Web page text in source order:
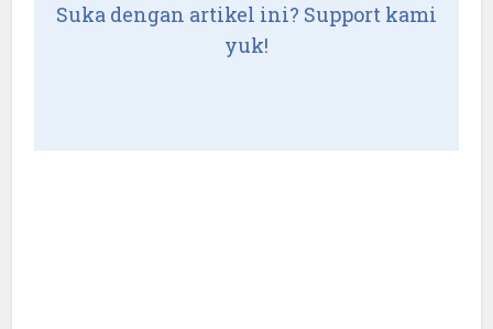
Suka dengan artikel ini? Support kami
yuk!